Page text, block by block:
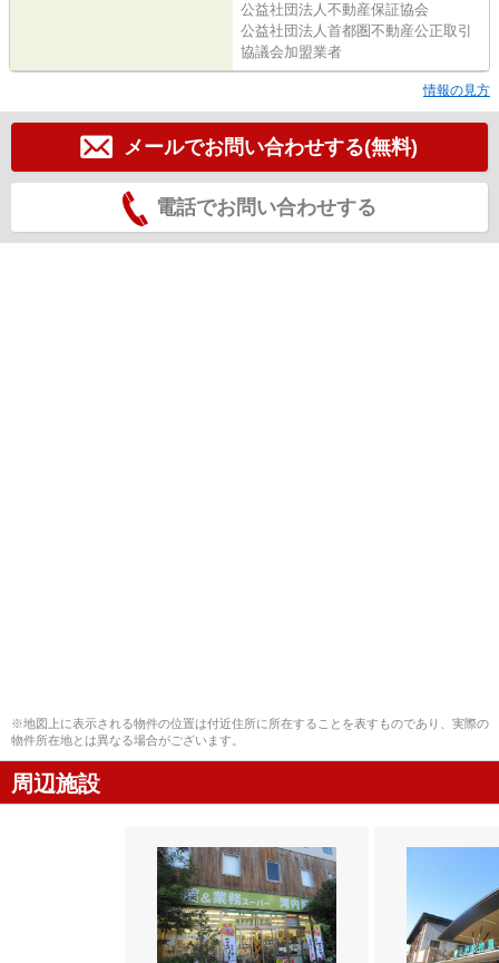
公益社団法人不動産保証協会
公益社団法人首都圏不動産公正取引
協議会加盟業者
情報の見方
メールでお問い合わせする(無料)
電話でお問い合わせする
※地図上に表示される物件の位置は付近住所に所在することを表すものであり、実際の
物件所在地とは異なる場合がございます。
周辺施設